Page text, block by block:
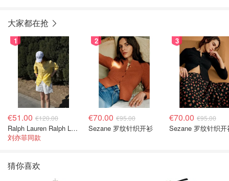
大家都在抢
1
€51.00 €120.00
Ralph Lauren Ralph Lauren 男童亚麻衬衫
刘亦菲同款
2
€70.00 €95.00
Sezane 罗纹针织开衫
3
€70.00 €95.00
Sezane 罗纹针织开
猜你喜欢